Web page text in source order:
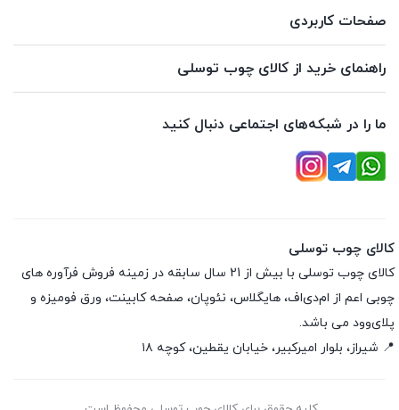
صفحات کاربردی
راهنمای خرید از کالای چوب توسلی
ما را در شبکه‌های اجتماعی دنبال کنید
کالای چوب توسلی
کالای چوب توسلی با بیش از 21 سال سابقه در زمینه فروش فرآوره های
چوبی اعم از ام‌دی‌اف، هایگلاس، نئوپان، صفحه کابینت، ورق فومیزه و
پلای‌وود می باشد.
📍 شیراز، بلوار امیرکبیر، خیابان یقطین، کوچه ۱۸